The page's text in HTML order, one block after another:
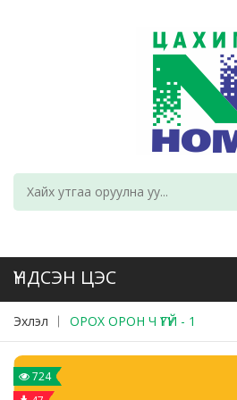
Эхлэл ОРОХ ОРОН Ч ҮГҮЙ - 1
724